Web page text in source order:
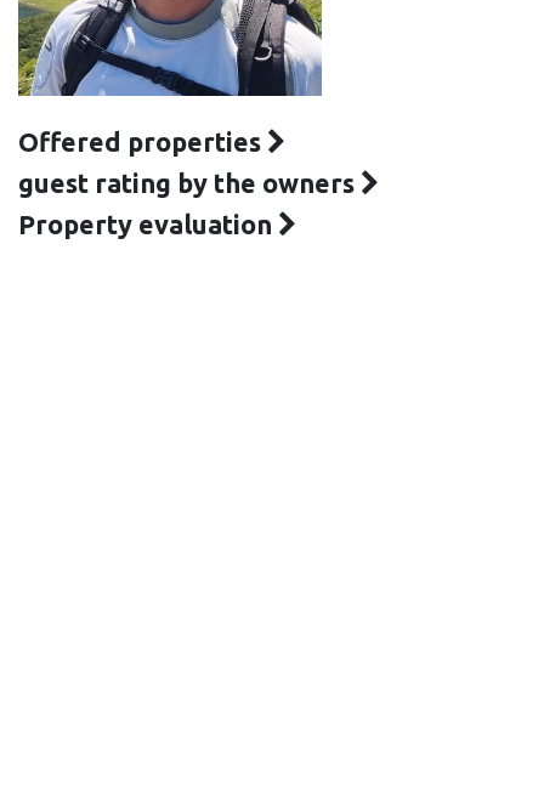
Offered properties
guest rating by the owners
Property evaluation